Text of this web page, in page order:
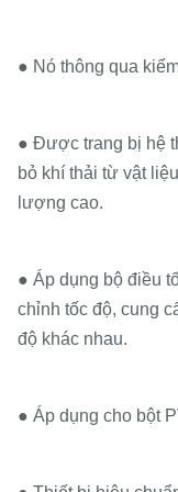
● Nó thông qua
● Được trang bị hệ
bỏ khí thải từ vật
lượng cao.
● Áp dụng bộ điều
chỉnh tốc độ, cung
độ khác nhau.
● Áp dụng cho bột